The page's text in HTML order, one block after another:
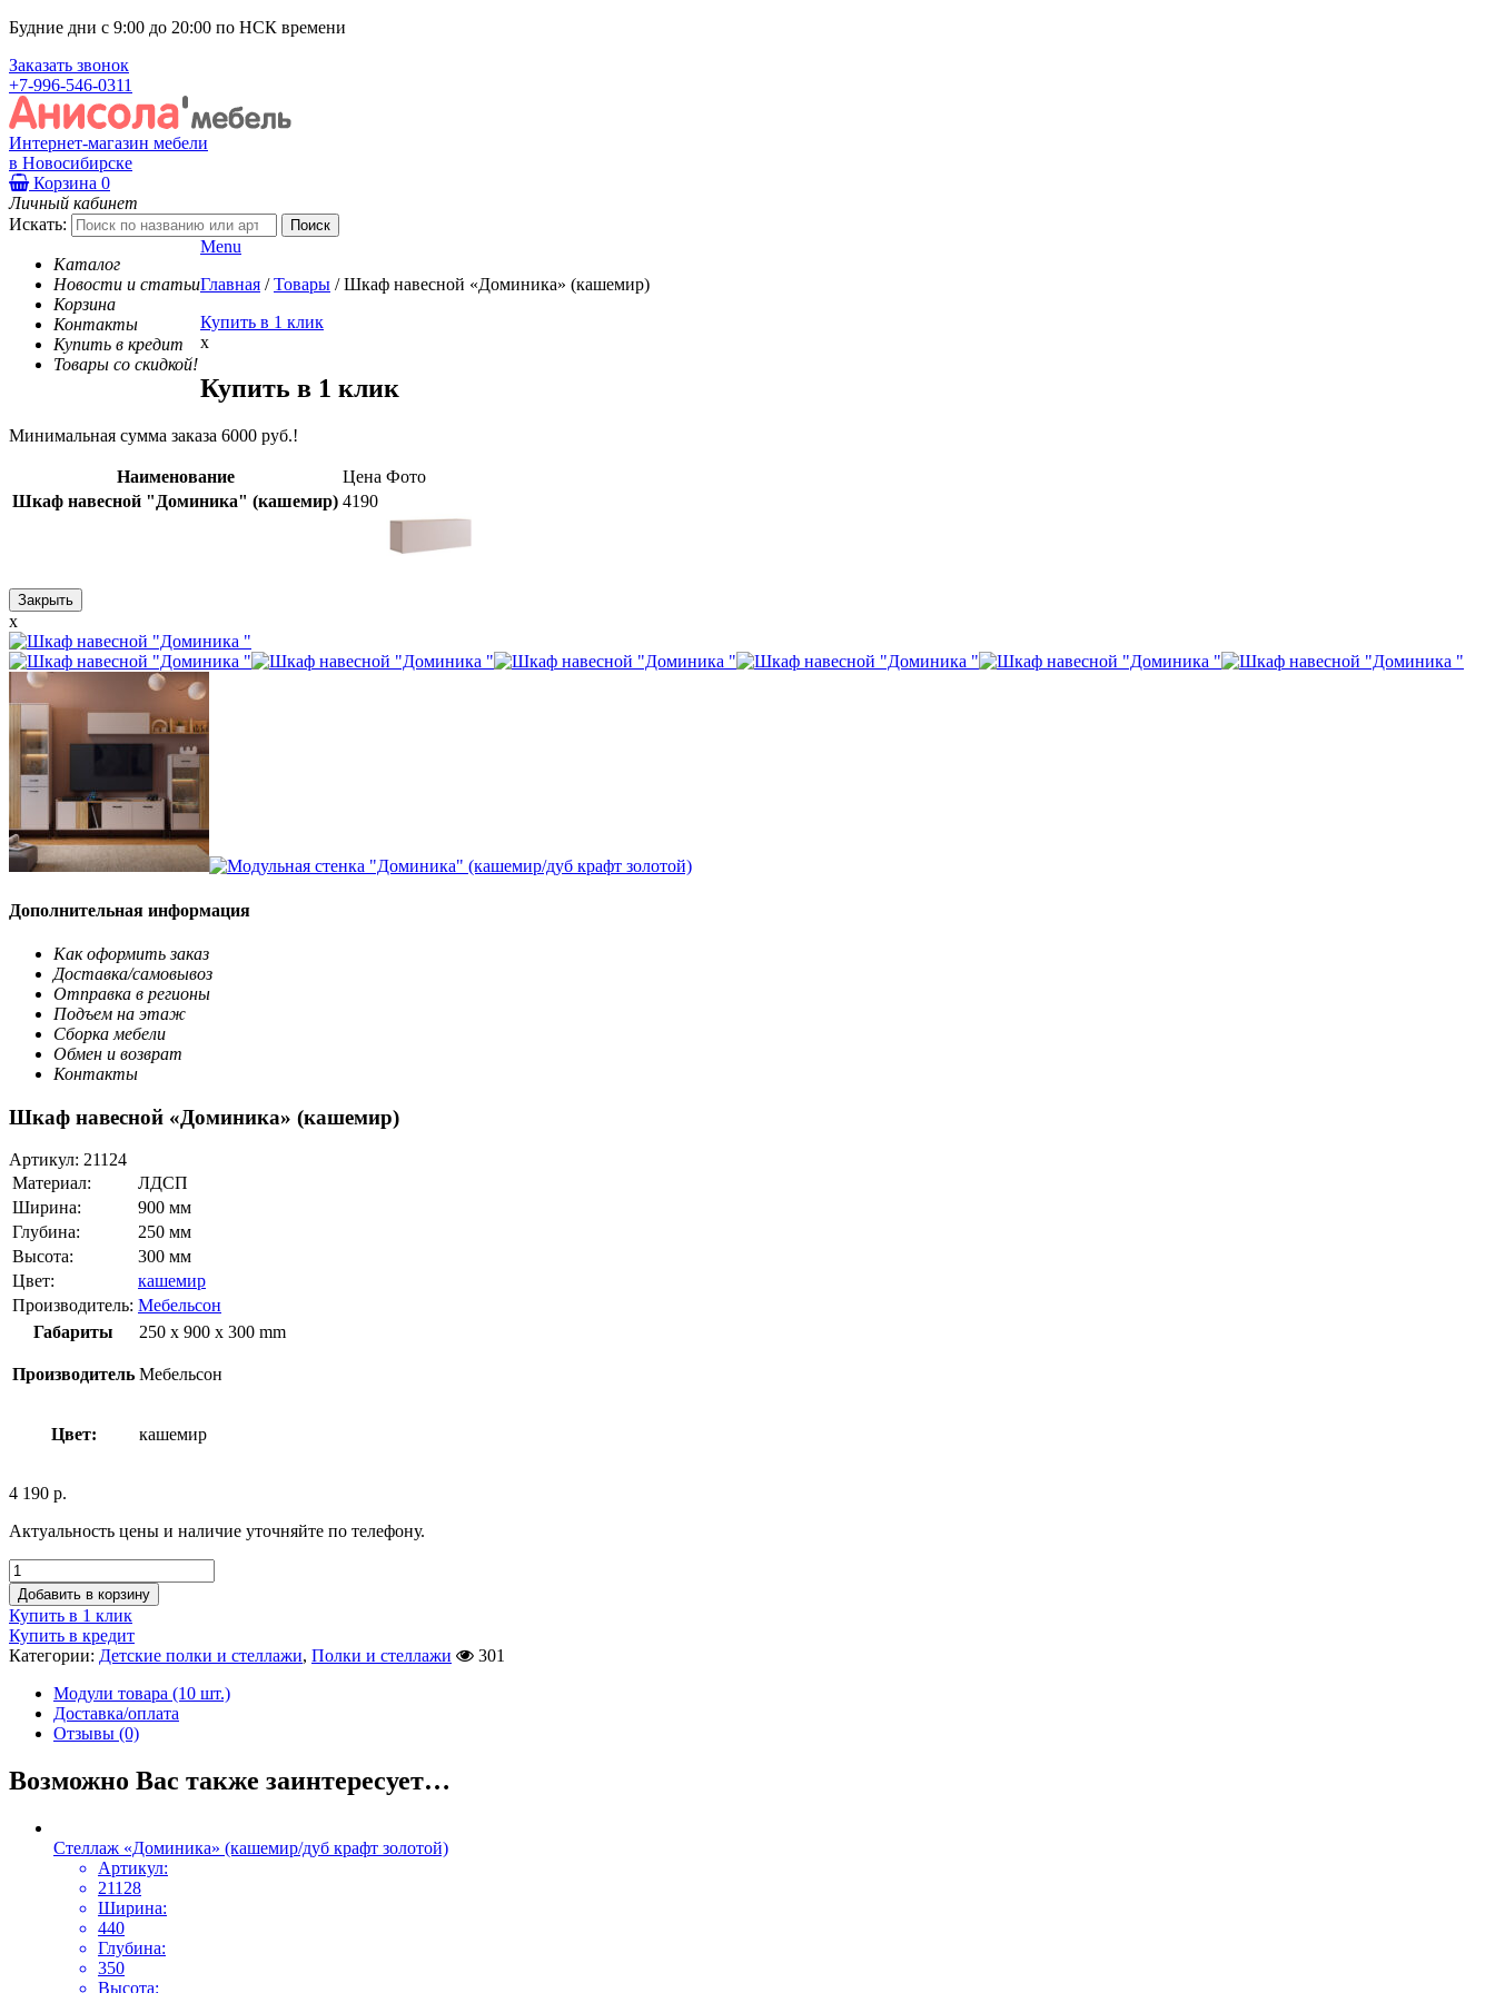
Будние дни с 9:00 до 20:00 по НСК времени
Заказать звонок
+7-996-546-0311
Интернет-магазин мебели
в Новосибирске
Корзина 0
Личный кабинет
Искать:
Каталог
Новости и статьи
Корзина
Контакты
Купить в кредит
Товары со скидкой!
Menu
Главная / Товары / Шкаф навесной «Доминика» (кашемир)
Купить в 1 клик
x
Купить в 1 клик
Минимальная сумма заказа 6000 руб.!
Наименование Цена Фото
Шкаф навесной "Доминика" (кашемир) 4190
Закрыть
x
Дополнительная информация
Как оформить заказ
Доставка/самовывоз
Отправка в регионы
Подъем на этаж
Сборка мебели
Обмен и возврат
Контакты
Шкаф навесной «Доминика» (кашемир)
Артикул: 21124
Материал:
ЛДСП
Ширина:
900 мм
Глубина:
250 мм
Высота:
300 мм
Цвет:
кашемир
Производитель: Мебельсон
Габариты
250 x 900 x 300 mm
Производитель Мебельсон
Цвет: кашемир
4 190 р.
Актуальность цены и наличие уточняйте по телефону.
Добавить в корзину
Купить в 1 клик
Купить в кредит
Категории: Детские полки и стеллажи, Полки и стеллажи
301
Модули товара (10 шт.)
Доставка/оплата
Отзывы (0)
Возможно Вас также заинтересует…
Стеллаж «Доминика» (кашемир/дуб крафт золотой)
Артикул:
21128
Ширина:
440
Глубина:
350
Высота: